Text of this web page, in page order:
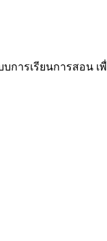
ารเรียนการสอน เ